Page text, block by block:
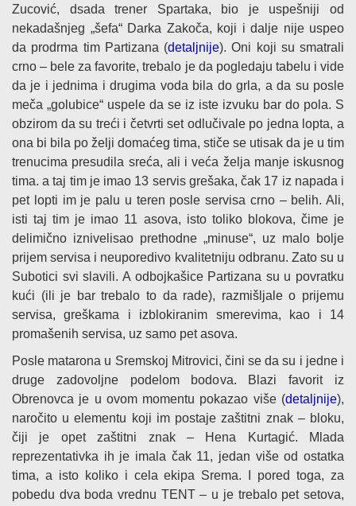
Zucović, dsada trener Spartaka, bio je uspešniji od
nekadašnjeg „šefa“ Darka Zakoča, koji i dalje nije uspeo
da prodrma tim Partizana (detaljnije). Oni koji su smatrali
crno – bele za favorite, trebalo je da pogledaju tabelu i vide
da je i jednima i drugima voda bila do grla, a da su posle
meča „golubice“ uspele da se iz iste izvuku bar do pola. S
obzirom da su treći i četvrti set odlučivale po jedna lopta, a
ona bi bila po želji domaćeg tima, stiče se utisak da je u tim
trenucima presudila sreća, ali i veća želja manje iskusnog
tima. a taj tim je imao 13 servis grešaka, čak 17 iz napada i
pet lopti im je palu u teren posle servisa crno – belih. Ali,
isti taj tim je imao 11 asova, isto toliko blokova, čime je
delimično iznivelisao prethodne „minuse“, uz malo bolje
prijem servisa i neuporedivo kvalitetniju odbranu. Zato su u
Subotici svi slavili. A odbojkašice Partizana su u povratku
kući (ili je bar trebalo to da rade), razmišljale o prijemu
servisa, greškama i izblokiranim smerevima, kao i 14
promašenih servisa, uz samo pet asova.
Posle matarona u Sremskoj Mitrovici, čini se da su i jedne i
druge zadovoljne podelom bodova. Blazi favorit iz
Obrenovca je u ovom momentu pokazao više (detaljnije),
naročito u elementu koji im postaje zaštitni znak – bloku,
čiji je opet zaštitni znak – Hena Kurtagić. Mlada
reprezentativka ih je imala čak 11, jedan više od ostatka
tima, a isto koliko i cela ekipa Srema. I pored toga, za
pobedu dva boda vrednu TENT – u je trebalo pet setova,